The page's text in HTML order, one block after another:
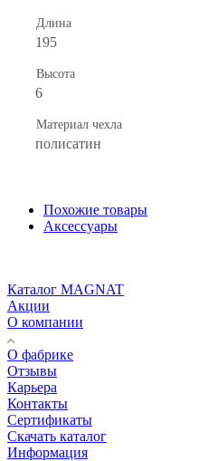
Длина
195
Высота
6
Материал чехла
полисатин
Похожие товары
Аксессуары
Каталог MAGNAT
Акции
О компании
О фабрике
Отзывы
Карьера
Контакты
Сертификаты
Скачать каталог
Информация